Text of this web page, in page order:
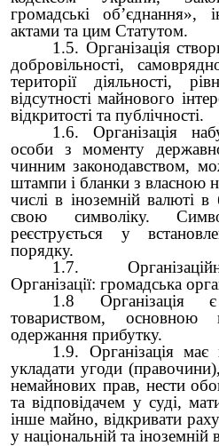
громадські об’єднання»,
актами та цим Статутом.
1.5. Організація
добровільності,
території діяльності,
відсутності майнового
відкритості та публічності.
1.6. Організація
особи з моменту
чинним законодавством,
штампи і бланки з власною
числі в іноземній валюті в
свою символіку.
реєструється у
порядку.
1.7.
Організації: громадська
1.8 Організація є
товариством,
одержання прибутку.
1.9. Організація має
укладати угоди
немайнових прав, нести
та відповідачем у суді,
інше майно, відкривати
у національній та іноземній